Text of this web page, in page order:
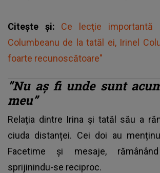
Citește și: Ce lecţie importantă
Columbeanu de la tatăl ei, Irinel
foarte recunoscătoare"
”Nu aș fi unde sunt
meu”
Relația dintre Irina și tatăl său a
ciuda distanței. Cei doi au
Facetime și mesaje,
sprijinindu-se reciproc.